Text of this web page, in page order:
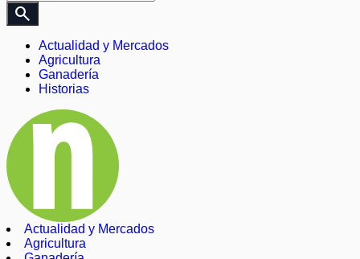
search
Actualidad y Mercados
Agricultura
Ganadería
Historias
Actualidad y Mercados
Agricultura